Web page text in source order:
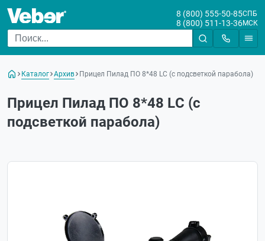
8 (800) 555-50-85СПБ
8 (800) 511-13-36МСК
Каталог Архив Прицел Пилад ПО 8*48 LС (с подсветкой парабола)
Прицел Пилад ПО 8*48 LС (с
подсветкой парабола)